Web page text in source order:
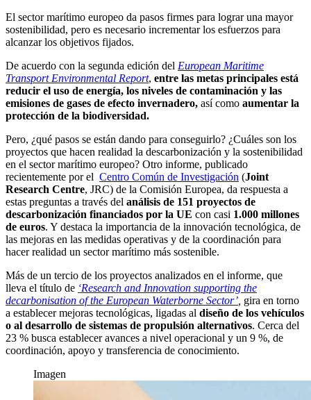
El sector marítimo europeo da pasos firmes para lograr una mayor
sostenibilidad, pero es necesario incrementar los esfuerzos para
alcanzar los objetivos fijados.
De acuerdo con la segunda edición del European Maritime
Transport Environmental Report, entre las metas principales está
reducir el uso de energía, los niveles de contaminación y las
emisiones de gases de efecto invernadero, así como aumentar la
protección de la biodiversidad.
Pero, ¿qué pasos se están dando para conseguirlo? ¿Cuáles son los
proyectos que hacen realidad la descarbonización y la sostenibilidad
en el sector marítimo europeo? Otro informe, publicado
recientemente por el Centro Común de Investigación (Joint
Research Centre, JRC) de la Comisión Europea, da respuesta a
estas preguntas a través del análisis de 151 proyectos de
descarbonización financiados por la UE con casi 1.000 millones
de euros. Y destaca la importancia de la innovación tecnológica, de
las mejoras en las medidas operativas y de la coordinación para
hacer realidad un sector marítimo más sostenible.
Más de un tercio de los proyectos analizados en el informe, que
lleva el título de ‘Research and Innovation supporting the
decarbonisation of the European Waterborne Sector’ gira en torno
a establecer mejoras tecnológicas, ligadas al diseño de los vehículos
o al desarrollo de sistemas de propulsión alternativos. Cerca del
23 % busca establecer avances a nivel operacional y un 9 %, de
coordinación, apoyo y transferencia de conocimiento.
Imagen